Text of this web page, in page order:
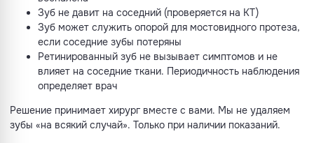
Зуб не давит на соседний (проверяется на КТ)
Зуб может служить опорой для мостовидного протеза,
если соседние зубы потеряны
Ретинированный зуб не вызывает симптомов и не
влияет на соседние ткани. Периодичность наблюдения
определяет врач
Решение принимает хирург вместе с вами. Мы не удаляем
зубы «на всякий случай». Только при наличии показаний.